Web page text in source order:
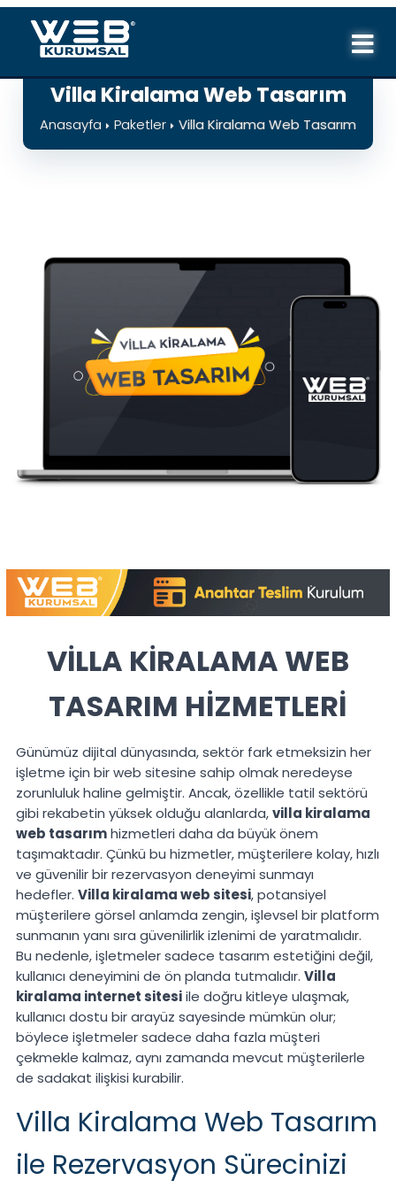
Villa Kiralama Web Tasarım
Anasayfa Paketler Villa Kiralama Web Tasarım
VİLLA KİRALAMA WEB
TASARIM HİZMETLERİ
Günümüz dijital dünyasında, sektör fark etmeksizin her
işletme için bir web sitesine sahip olmak neredeyse
zorunluluk haline gelmiştir. Ancak, özellikle tatil sektörü
gibi rekabetin yüksek olduğu alanlarda,villa kiralama
web tasarımhizmetleri daha da büyük önem
taşımaktadır. Çünkü bu hizmetler, müşterilere kolay, hızlı
ve güvenilir bir rezervasyon deneyimi sunmayı
hedefler. Villa kiralama web sitesi, potansiyel
müşterilere görsel anlamda zengin, işlevsel bir platform
sunmanın yanı sıra güvenilirlik izlenimi de yaratmalıdır.
Bu nedenle, işletmeler sadece tasarım estetiğini değil,
kullanıcı deneyimini de ön planda tutmalıdır. Villa
kiralama internet sitesiile doğru kitleye ulaşmak,
kullanıcı dostu bir arayüz sayesinde mümkün olur;
böylece işletmeler sadece daha fazla müşteri
çekmekle kalmaz, aynı zamanda mevcut müşterilerle
de sadakat ilişkisi kurabilir.
Villa Kiralama Web Tasarım
ile Rezervasyon Sürecinizi